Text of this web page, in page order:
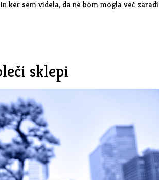
ker sem videla, da ne bom mogla več zaradi
sklepi